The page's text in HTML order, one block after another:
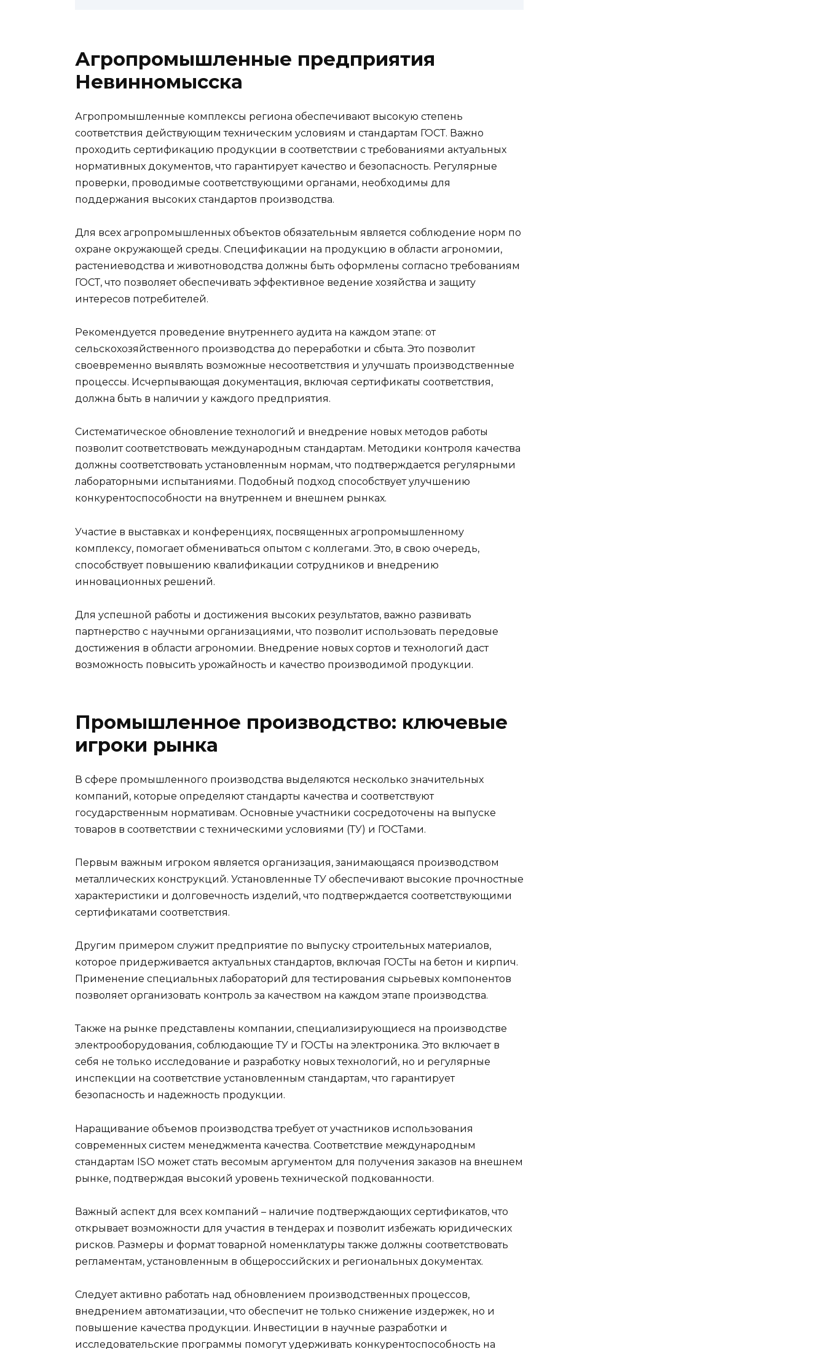
Агропромышленные предприятия
Невинномысска
Агропромышленные комплексы региона обеспечивают высокую степень
соответствия действующим техническим условиям и стандартам ГОСТ. Важно
проходить сертификацию продукции в соответствии с требованиями актуальных
нормативных документов, что гарантирует качество и безопасность. Регулярные
проверки, проводимые соответствующими органами, необходимы для
поддержания высоких стандартов производства.
Для всех агропромышленных объектов обязательным является соблюдение норм по
охране окружающей среды. Спецификации на продукцию в области агрономии,
растениеводства и животноводства должны быть оформлены согласно требованиям
ГОСТ, что позволяет обеспечивать эффективное ведение хозяйства и защиту
интересов потребителей.
Рекомендуется проведение внутреннего аудита на каждом этапе: от
сельскохозяйственного производства до переработки и сбыта. Это позволит
своевременно выявлять возможные несоответствия и улучшать производственные
процессы. Исчерпывающая документация, включая сертификаты соответствия,
должна быть в наличии у каждого предприятия.
Систематическое обновление технологий и внедрение новых методов работы
позволит соответствовать международным стандартам. Методики контроля качества
должны соответствовать установленным нормам, что подтверждается регулярными
лабораторными испытаниями. Подобный подход способствует улучшению
конкурентоспособности на внутреннем и внешнем рынках.
Участие в выставках и конференциях, посвященных агропромышленному
комплексу, помогает обмениваться опытом с коллегами. Это, в свою очередь,
способствует повышению квалификации сотрудников и внедрению
инновационных решений.
Для успешной работы и достижения высоких результатов, важно развивать
партнерство с научными организациями, что позволит использовать передовые
достижения в области агрономии. Внедрение новых сортов и технологий даст
возможность повысить урожайность и качество производимой продукции.
Промышленное производство: ключевые
игроки рынка
В сфере промышленного производства выделяются несколько значительных
компаний, которые определяют стандарты качества и соответствуют
государственным нормативам. Основные участники сосредоточены на выпуске
товаров в соответствии с техническими условиями (ТУ) и ГОСТами.
Первым важным игроком является организация, занимающаяся производством
металлических конструкций. Установленные ТУ обеспечивают высокие прочностные
характеристики и долговечность изделий, что подтверждается соответствующими
сертификатами соответствия.
Другим примером служит предприятие по выпуску строительных материалов,
которое придерживается актуальных стандартов, включая ГОСТы на бетон и кирпич.
Применение специальных лабораторий для тестирования сырьевых компонентов
позволяет организовать контроль за качеством на каждом этапе производства.
Также на рынке представлены компании, специализирующиеся на производстве
электрооборудования, соблюдающие ТУ и ГОСТы на электроника. Это включает в
себя не только исследование и разработку новых технологий, но и регулярные
инспекции на соответствие установленным стандартам, что гарантирует
безопасность и надежность продукции.
Наращивание объемов производства требует от участников использования
современных систем менеджмента качества. Соответствие международным
стандартам ISO может стать весомым аргументом для получения заказов на внешнем
рынке, подтверждая высокий уровень технической подкованности.
Важный аспект для всех компаний – наличие подтверждающих сертификатов, что
открывает возможности для участия в тендерах и позволит избежать юридических
рисков. Размеры и формат товарной номенклатуры также должны соответствовать
регламентам, установленным в общероссийских и региональных документах.
Следует активно работать над обновлением производственных процессов,
внедрением автоматизации, что обеспечит не только снижение издержек, но и
повышение качества продукции. Инвестиции в научные разработки и
исследовательские программы помогут удерживать конкурентоспособность на